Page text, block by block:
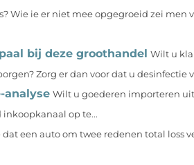
Wie ie er niet mee opgegroeid zei men
bij deze groothandel Wilt u
Zorg er dan voor dat u desinfectie
analyse Wilt u goederen importeren
inkoopkanaal op te...
dat een auto om twee redenen total loss